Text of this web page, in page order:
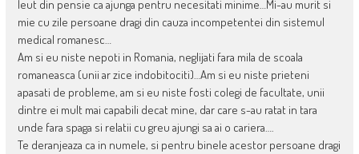
leut din pensie ca ajunga pentru necesitati minime…Mi-au murit si
mie cu zile persoane dragi din cauza incompetentei din sistemul
medical romanesc…
Am si eu niste nepoti in Romania, neglijati fara mila de scoala
romaneasca (unii ar zice indobitociti)…Am si eu niste prieteni
apasati de probleme, am si eu niste fosti colegi de facultate, unii
dintre ei mult mai capabili decat mine, dar care s-au ratat in tara
unde fara spaga si relatii cu greu ajungi sa ai o cariera….
Te deranjeaza ca in numele, si pentru binele acestor persoane dragi